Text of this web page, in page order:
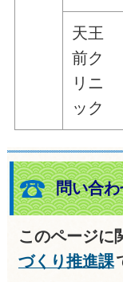
天王
前ク
リニ
ック
問い合
このページに
づくり推進課